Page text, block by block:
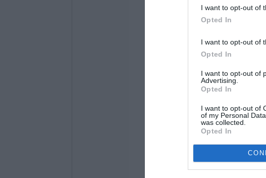
I want to opt-out of
Opted In
I want to opt-out of
Opted In
I want to opt-out of
Advertising.
Opted In
I want to opt-out of
of my Personal
was collected.
Opted In